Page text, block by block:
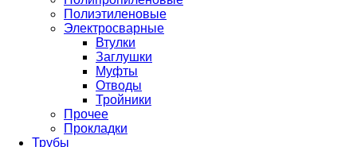
Полиэтиленовые
Электросварные
Втулки
Заглушки
Муфты
Отводы
Тройники
Прочее
Прокладки
Трубы